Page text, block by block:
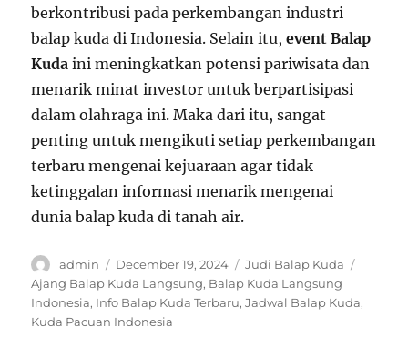
berkontribusi pada perkembangan industri
balap kuda di Indonesia. Selain itu,event Balap
Kuda ini meningkatkan potensi pariwisata dan
menarik minat investor untuk berpartisipasi
dalam olahraga ini. Maka dari itu, sangat
penting untuk mengikuti setiap perkembangan
terbaru mengenai kejuaraan agar tidak
ketinggalan informasi menarik mengenai
dunia balap kuda di tanah air.
A
u
t
h
admin
P
o
s
t
December 19, 2024
C
a
t
Judi Balap Kuda
Ajang Balap Kuda Langsung, Balap Kuda Langsung
Indonesia, Info Balap Kuda Terbaru,Jadwal Balap Kuda,
Kuda Pacuan Indonesia